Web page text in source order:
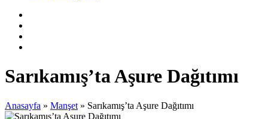
Sarıkamış’ta Aşure Dağıtımı
Anasayfa » Manşet » Sarıkamış’ta Aşure Dağıtımı